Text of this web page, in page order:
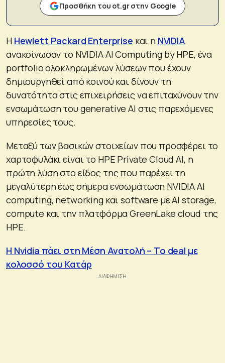
Προσθήκη του ot.gr στην Google
Η Hewlett Packard Enterprise και η NVIDIA
ανακοίνωσαν το NVIDIA AI Computing by HPE, ένα
portfolio ολοκληρωμένων λύσεων που έχουν
δημιουργηθεί από κοινού και δίνουν τη
δυνατότητα στις επιχειρήσεις να επιταχύνουν την
ενσωμάτωση του generative AI στις παρεχόμενες
υπηρεσίες τους.
Μεταξύ των βασικών στοιχείων που προσφέρει το
χαρτοφυλάκι είναι το HPE Private Cloud AI, η
πρώτη λύση στο είδος της που παρέχει τη
μεγαλύτερη έως σήμερα ενσωμάτωση NVIDIA AI
computing, networking και software με AI storage,
compute και την πλατφόρμα GreenLake cloud της
HPE.
Η Nvidia πάει στη Μέση Ανατολή – To deal με
κολοσσό του Κατάρ